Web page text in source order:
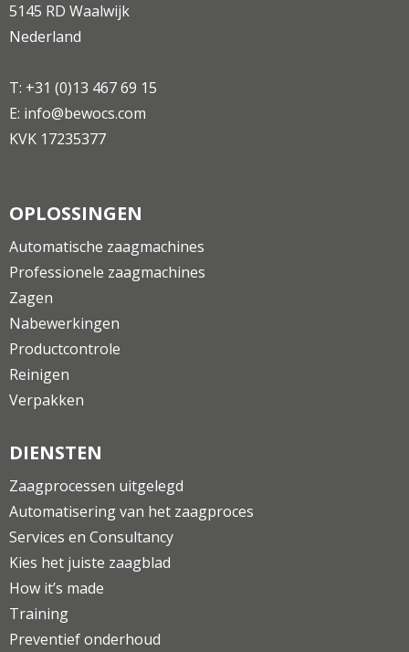
5145 RD Waalwijk
Nederland
T: +31 (0)13 467 69 15
E: info@bewocs.com
KVK 17235377
OPLOSSINGEN
Automatische zaagmachines
Professionele zaagmachines
Zagen
Nabewerkingen
Productcontrole
Reinigen
Verpakken
DIENSTEN
Zaagprocessen uitgelegd
Automatisering van het zaagproces
Services en Consultancy
Kies het juiste zaagblad
How it’s made
Training
Preventief onderhoud